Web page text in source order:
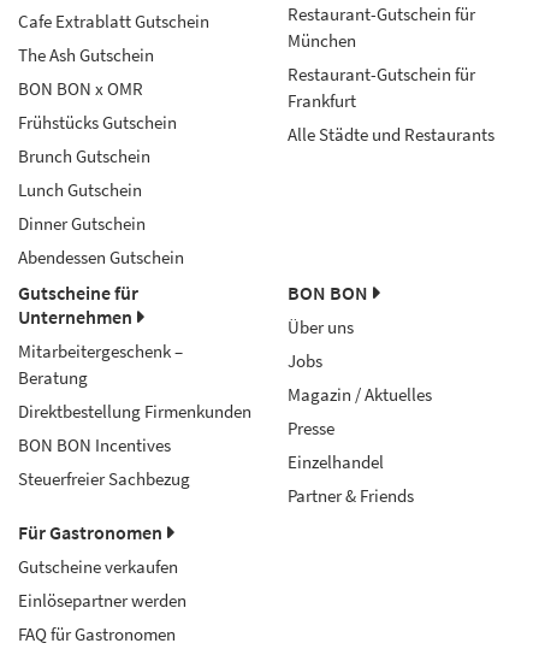
Cafe Extrablatt Gutschein
The Ash Gutschein
BON BON x OMR
Frühstücks Gutschein
Brunch Gutschein
Lunch Gutschein
Dinner Gutschein
Abendessen Gutschein
Restaurant-Gutschein für
München
Restaurant-Gutschein für
Frankfurt
Alle Städte und Restaurants
Gutscheine für
Unternehmen
Mitarbeitergeschenk –
Beratung
Direktbestellung Firmenkunden
BON BON Incentives
Steuerfreier Sachbezug
BON BON
Über uns
Jobs
Magazin / Aktuelles
Presse
Einzelhandel
Partner & Friends
Für Gastronomen
Gutscheine verkaufen
Einlösepartner werden
FAQ für Gastronomen